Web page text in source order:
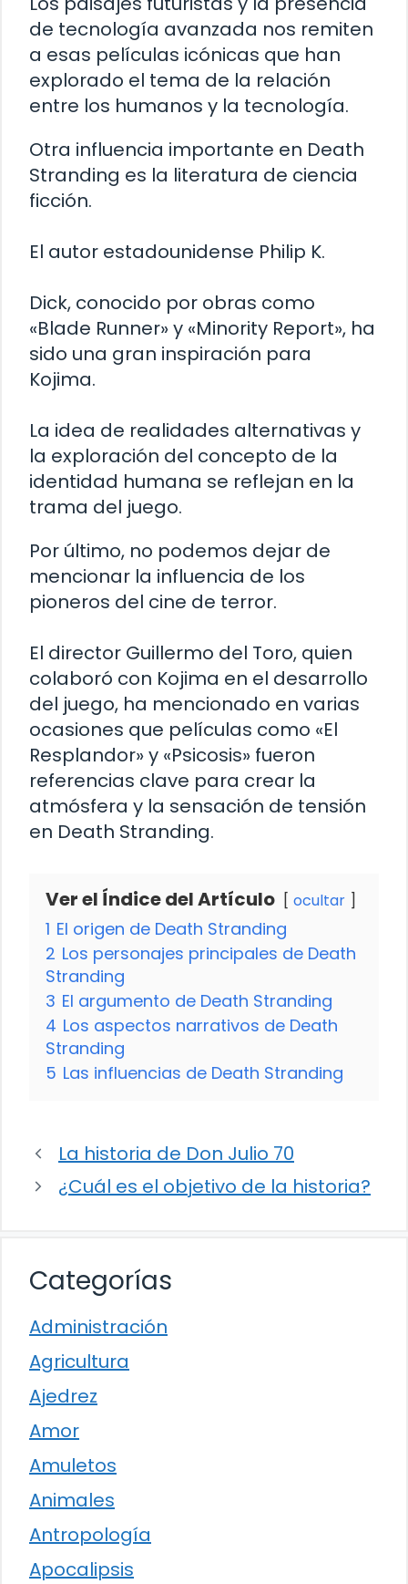
de tecnología avanzada nos remiten
a esas películas icónicas que han
explorado el tema de la relación
entre los humanos y la tecnología.
Otra influencia importante en Death
Stranding es la literatura de ciencia
ficción.
El autor estadounidense Philip K.
Dick, conocido por obras como
«Blade Runner» y «Minority Report», ha
sido una gran inspiración para
Kojima.
La idea de realidades alternativas y
la exploración del concepto de la
identidad humana se reflejan en la
trama del juego.
Por último, no podemos dejar de
mencionar la influencia de los
pioneros del cine de terror.
El director Guillermo del Toro, quien
colaboró con Kojima en el desarrollo
del juego, ha mencionado en varias
ocasiones que películas como «El
Resplandor» y «Psicosis» fueron
referencias clave para crear la
atmósfera y la sensación de tensión
en Death Stranding.
Ver el Índice del Artículo ocultar
1 El origen de Death Stranding
2 Los personajes principales de Death
Stranding
3 El argumento de Death Stranding
4 Los aspectos narrativos de Death
Stranding
5 Las influencias de Death Stranding
La historia de Don Julio 70
¿Cuál es el objetivo de la historia?
Categorías
Administración
Agricultura
Ajedrez
Amor
Amuletos
Animales
Antropología
Apocalipsis